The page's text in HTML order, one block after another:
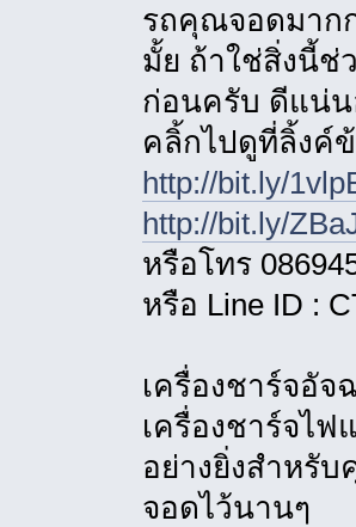
รถคุณจอดมาก
มั้ย ถ้าใช่สิ่งนี้
ก่อนครับ ดีแน่
คลิ้กไปดูที่ลิ้งค์
http://bit.ly/
http://bit.ly/
หรือโทร
หรือ Line ID :
เครื่องชาร์จอัจ
เครื่องชาร์จไ
อย่างยิ่งสำหรั
จอดไว้นานๆ